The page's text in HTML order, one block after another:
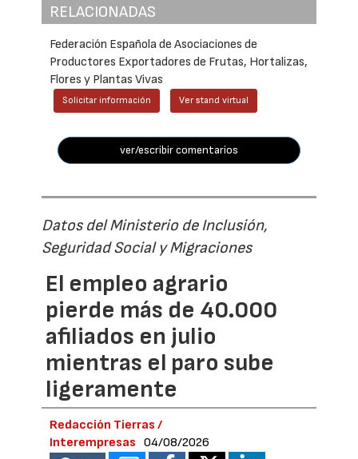
RELACIONADAS
Federación Española de Asociaciones de
Productores Exportadores de Frutas, Hortalizas,
Flores y Plantas Vivas
Solicitar información Ver stand virtual
ver/escribir comentarios
Datos del Ministerio de Inclusión,
Seguridad Social y Migraciones
El empleo agrario
pierde más de 40.000
afiliados en julio
mientras el paro sube
ligeramente
Redacción Tierras /
Interempresas
04/08/2026